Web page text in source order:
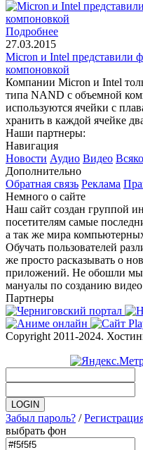
Подробнее
27.03.2015
Micron и Intel представили
компоновкой
Компании Micron и Intel
типа NAND с объемной
используются ячейки с
хранить в каждой ячейке
Наши партнеры:
Навигация
Новости Аудио Видео
Дополнительно
Обратная связь Реклама
Немного о сайте
Наш сайт создан группой
посетителям самые
а так же мира
Обучать пользователей
же просто расказывать о
приложений. Не обошли мы
мануалы по созданию
Партнеры
Copyright 2011-2024.
Забыл пароль? /
выбрать фон